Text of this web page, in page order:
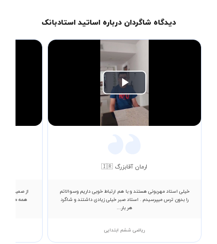
دیدگاه شاگردان درباره اساتید استادبانک
Play
Video
ارمان آقابزرگ 🇮🇷
خیلی استاد مهربونی هستند و با هم ارتباط خوبی داریم وسوالاتم
را بدون ترس میپرسیدم . استاد صبر خیلی زیادی داشتند و شاگرد
هر بار...
ریاضی ششم ابتدایی
از صمیم قلب
همه مطالب